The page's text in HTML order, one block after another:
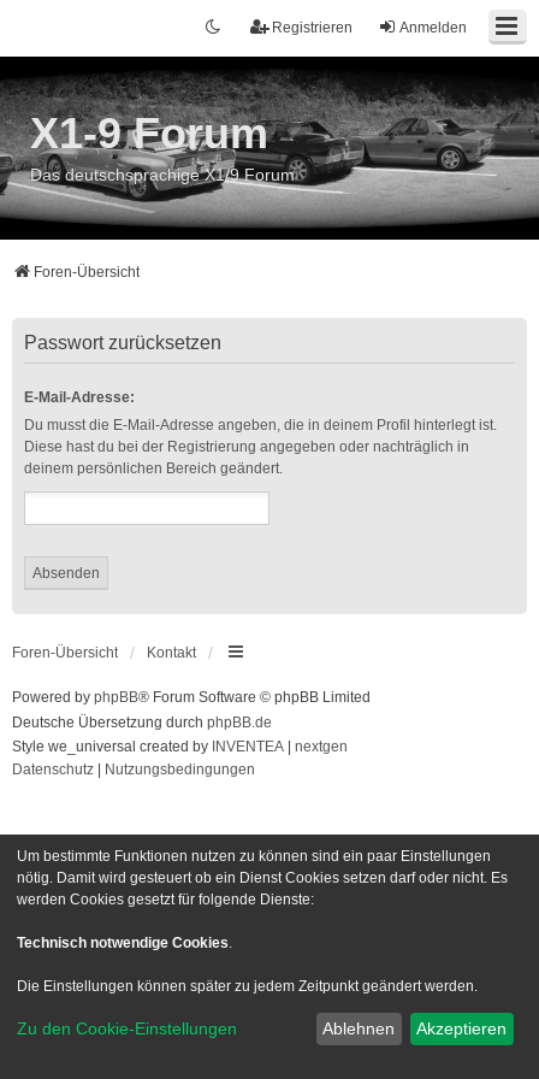
Anmelden
Registrieren
X1-9 Forum
Das deutschsprachige X1/9 Forum
Foren-Übersicht
Passwort zurücksetzen
E-Mail-Adresse:
Du musst die E-Mail-Adresse angeben, die in deinem Profil hinterlegt ist.
Diese hast du bei der Registrierung angegeben oder nachträglich in
deinem persönlichen Bereich geändert.
Foren-Übersicht Kontakt
Powered by phpBB® Forum Software © phpBB Limited
Deutsche Übersetzung durch phpBB.de
Style we_universal created by INVENTEA
nextgen
Datenschutz
Nutzungsbedingungen
Um bestimmte Funktionen nutzen zu können sind ein paar Einstellungen
nötig. Damit wird gesteuert ob ein Dienst Cookies setzen darf oder nicht. Es
werden Cookies gesetzt für folgende Dienste:
Technisch notwendige Cookies.
Die Einstellungen können später zu jedem Zeitpunkt geändert werden.
Zu den Cookie-Einstellungen Ablehnen Akzeptieren